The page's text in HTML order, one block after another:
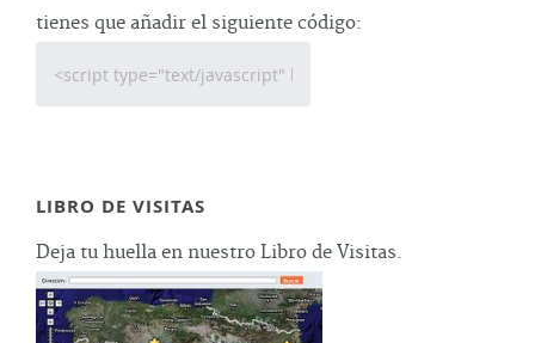
tienes que añadir el siguiente código:
LIBRO DE VISITAS
Deja tu huella en nuestro Libro de Visitas.